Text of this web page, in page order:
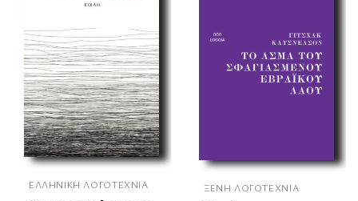
ΕΛΛΗΝΙΚΉ ΛΟΓΟΤΕΧΝΊΑ ΞΈΝΗ ΛΟΓΟΤΕΧΝΊΑ